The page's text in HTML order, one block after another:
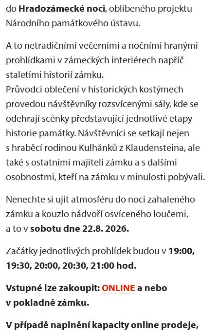
do Hradozámecké noci, oblíbeného projektu
Národního památkového ústavu.
A to netradičními večerními a nočními hranými
prohlídkami v zámeckých interiérech napříč
staletími historií zámku.
Průvodci oblečení v historických kostýmech
provedou návštěvníky rozsvícenými sály, kde se
odehrají scénky představující jednotlivé etapy
historie památky. Návštěvníci se setkají nejen
s hraběcí rodinou Kulhánků z Klaudensteina, ale
také s ostatními majiteli zámku a s dalšími
osobnostmi, kteří na zámku v minulosti pobývali.
Nenechte si ujít atmosféru do noci zahaleného
zámku a kouzlo nádvoří osvíceného loučemi,
a to vsobotu dne 22.8. 2026.
Začátky jednotlivých prohlídek budou v 19:00,
19:30, 20:00, 20:30, 21:00 hod.
Vstupné lze zakoupit:ONLINE a nebo
v pokladně zámku.
V případě naplnění kapacity online prodeje,